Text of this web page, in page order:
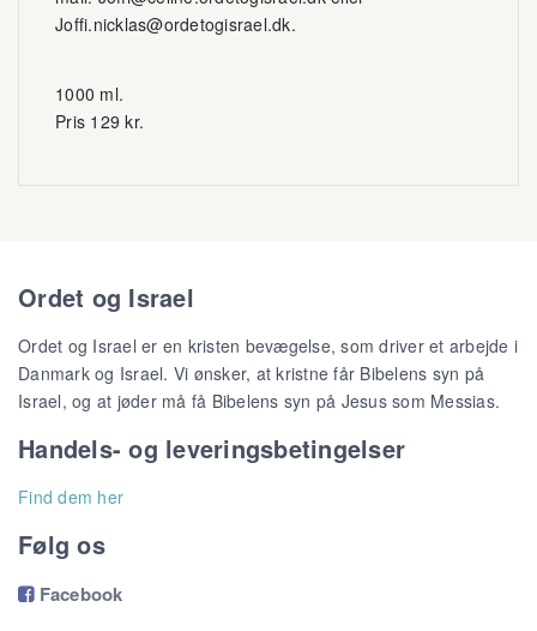
Joffi.nicklas@ordetogisrael.dk.
1000 ml.
Pris 129 kr.
Ordet og Israel
Ordet og Israel er en kristen bevægelse, som driver et arbejde i
Danmark og Israel. Vi ønsker, at kristne får Bibelens syn på
Israel, og at jøder må få Bibelens syn på Jesus som Messias.
Handels- og leveringsbetingelser
Find dem her
Følg os
Facebook